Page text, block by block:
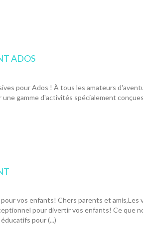
ADOS
pour Ados ! À tous les amateurs
gamme d'activités spécialement
vos enfants! Chers parents et amis,Les
pour divertir vos enfants! Ce que
pour (...)